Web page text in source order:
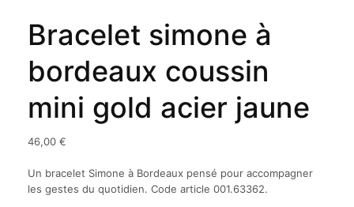
Bracelet simone à
bordeaux coussin
mini gold acier jaune
46,00 €
Un bracelet Simone à Bordeaux pensé pour accompagner
les gestes du quotidien. Code article 001.63362.